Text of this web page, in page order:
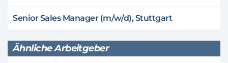
Senior Sales Manager (m/w/d), Stuttgart
Ähnliche Arbeitgeber